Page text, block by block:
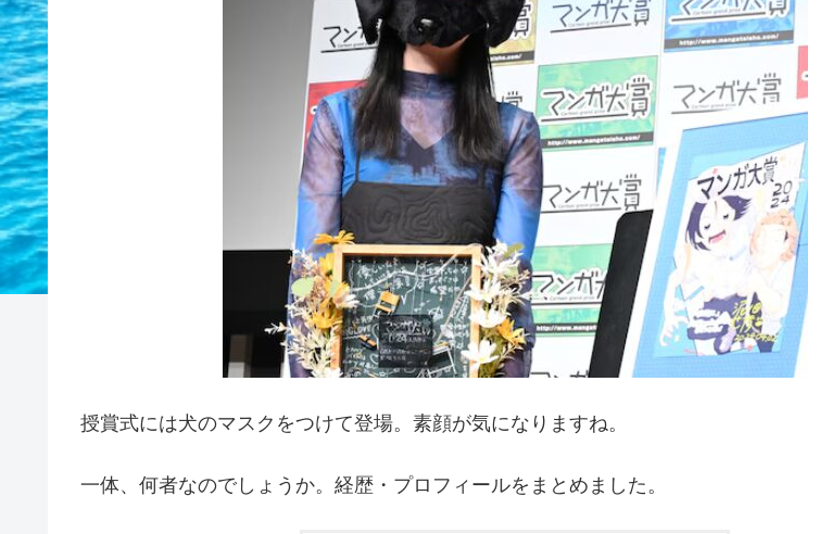
授賞式には犬のマスクをつけて登場。素顔が気になりますね。
一体、何者なのでしょうか。経歴・プロフィールをまとめました。